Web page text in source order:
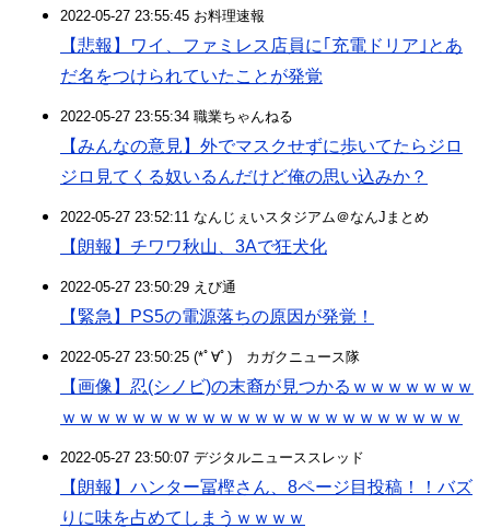
2022-05-27 23:55:45 お料理速報
【悲報】ワイ、ファミレス店員に｢充電ドリア｣とあ
だ名をつけられていたことが発覚
2022-05-27 23:55:34 職業ちゃんねる
【みんなの意見】外でマスクせずに歩いてたらジロ
ジロ見てくる奴いるんだけど俺の思い込みか？
2022-05-27 23:52:11 なんじぇいスタジアム＠なんJまとめ
【朗報】チワワ秋山、3Aで狂犬化
2022-05-27 23:50:29 えび通
【緊急】PS5の電源落ちの原因が発覚！
2022-05-27 23:50:25 (*ﾟ∀ﾟ)ゞカガクニュース隊
【画像】忍(シノビ)の末裔が見つかるｗｗｗｗｗｗｗ
ｗｗｗｗｗｗｗｗｗｗｗｗｗｗｗｗｗｗｗｗｗｗｗ
2022-05-27 23:50:07 デジタルニューススレッド
【朗報】ハンター冨樫さん、8ページ目投稿！！バズ
りに味を占めてしまうｗｗｗｗ